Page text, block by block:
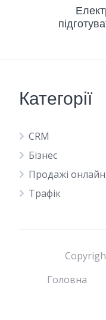
Категорії
CRM
Бізнес
Продажі онлайн
Трафік
Головна